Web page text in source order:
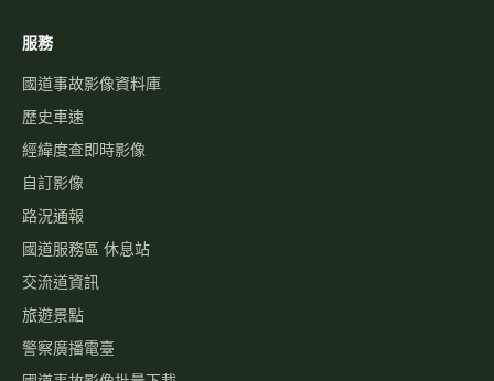
警廣即時路況
天氣觀測
高乘載管制
國道壅塞排行
資訊可變標誌
國1路況
國3路況
國5路況
今日國道車禍
服務